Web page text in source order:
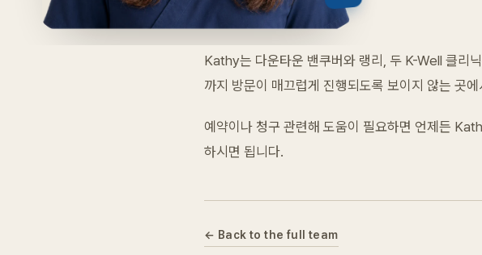
Kathy는 다운타운 밴쿠버와 랭리, 두 K-Well 클리
까지 방문이 매끄럽게 진행되도록 보이지 않는 곳
예약이나 청구 관련해 도움이 필요하면 언제든
하시면 됩니다.
← Back to the full team